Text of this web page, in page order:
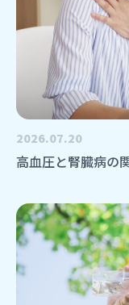
2026.07.20
高血圧と腎臓病の